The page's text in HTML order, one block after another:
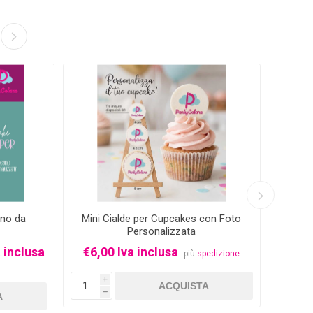
da
inclusa
Mini Cialde per Cupcakes con Foto
Personalizzata
€6,00 Iva inclusa più spedizione
i
h